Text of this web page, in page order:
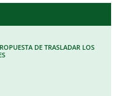
DE TRASLADAR LOS